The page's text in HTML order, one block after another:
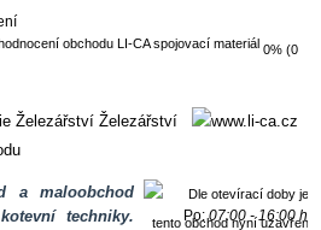
0% (0
Železářství
a maloobchod
techniky.
Po:07:00 - 16:00 h